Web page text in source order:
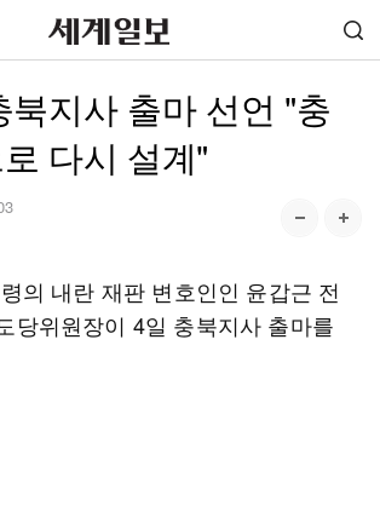
북지사 출마 선언 "충
다시 설계"
의 내란 재판 변호인인 윤갑근 전
당위원장이 4일 충북지사 출마를